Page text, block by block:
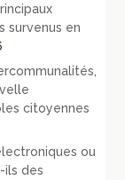
survenus en
citoyennes
ou
ils des